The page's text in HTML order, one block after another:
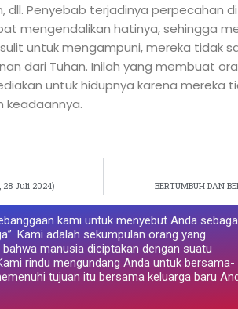
Penyebab terjadinya perpecahan
mengendalikan hatinya, sehingga
untuk mengampuni, mereka tidak
dari Tuhan. Inilah yang membuat
untuk hidupnya karena mereka
keadaannya.
28 Juli 2024) BERTUMBUH DAN
kami untuk menyebut Anda
Kami adalah sekumpulan orang yang
bahwa manusia diciptakan dengan suatu
rindu mengundang Anda untuk bersama-
tujuan itu bersama keluarga baru